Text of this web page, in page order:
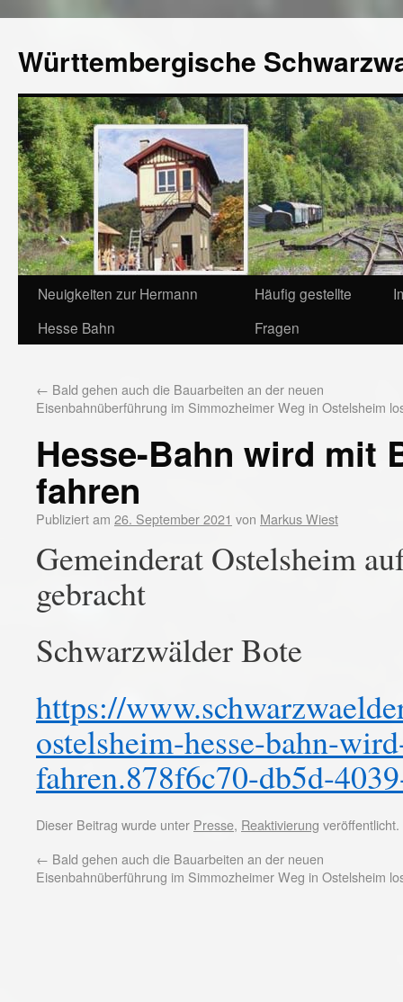
Württembergische
Neuigkeiten zur Hermann
Hesse Bahn
Häufig gestellte
Fragen
← Bald gehen auch die Bauarbeiten an der neuen
Eisenbahnüberführung im Simmozheimer Weg in Ostelsheim
Hesse-Bahn wird mit
fahren
Publiziert am 26. September 2021 von Markus Wiest
Gemeinderat Ostelsheim
gebracht
Schwarzwälder Bote
https://
ostelsheim-hesse-bahn-
fahren.878f6c70-db5d-
Dieser Beitrag wurde unter Presse, Reaktivierung
← Bald gehen auch die Bauarbeiten an der neuen
Eisenbahnüberführung im Simmozheimer Weg in Ostelsheim